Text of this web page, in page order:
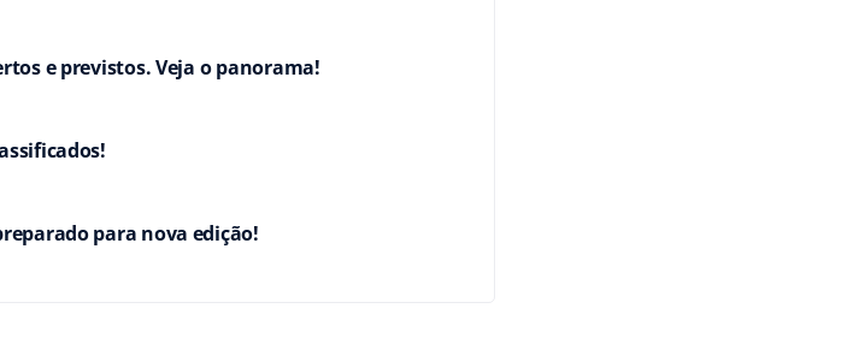
e previstos. Veja o panorama!
para nova edição!